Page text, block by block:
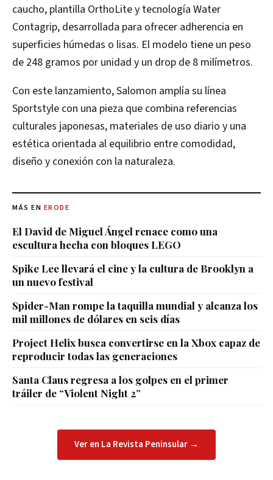
caucho, plantilla OrthoLite y tecnología Water
Contagrip, desarrollada para ofrecer adherencia en
superficies húmedas o lisas. El modelo tiene un peso
de 248 gramos por unidad y un drop de 8 milímetros.
Con este lanzamiento, Salomon amplía su línea
Sportstyle con una pieza que combina referencias
culturales japonesas, materiales de uso diario y una
estética orientada al equilibrio entre comodidad,
diseño y conexión con la naturaleza.
MÁS EN ERODE
El David de Miguel Ángel renace como una
escultura hecha con bloques LEGO
Spike Lee llevará el cine y la cultura de Brooklyn a
un nuevo festival
Spider-Man rompe la taquilla mundial y alcanza los
mil millones de dólares en seis días
Project Helix busca convertirse en la Xbox capaz de
reproducir todas las generaciones
Santa Claus regresa a los golpes en el primer
tráiler de “Violent Night 2”
Ver en La Revista Peninsular →